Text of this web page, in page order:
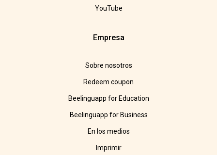
YouTube
Empresa
Sobre nosotros
Redeem coupon
Beelinguapp for Education
Beelinguapp for Business
En los medios
Imprimir